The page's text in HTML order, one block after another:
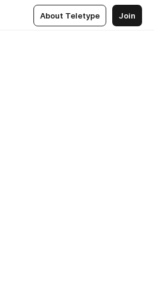
About Teletype Join